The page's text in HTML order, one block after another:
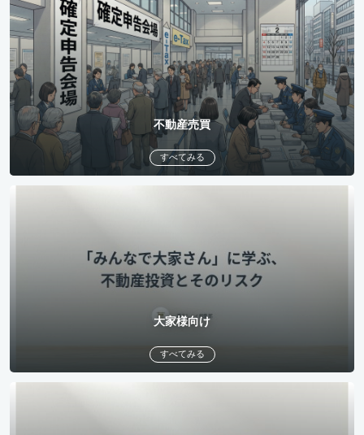
不動産売買
すべてみる
大家様向け
すべてみる